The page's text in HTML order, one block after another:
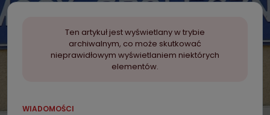
Ten artykuł jest wyświetlany w trybie
archiwalnym, co może skutkować
nieprawidłowym wyświetlaniem niektórych
elementów.
WIADOMOŚCI